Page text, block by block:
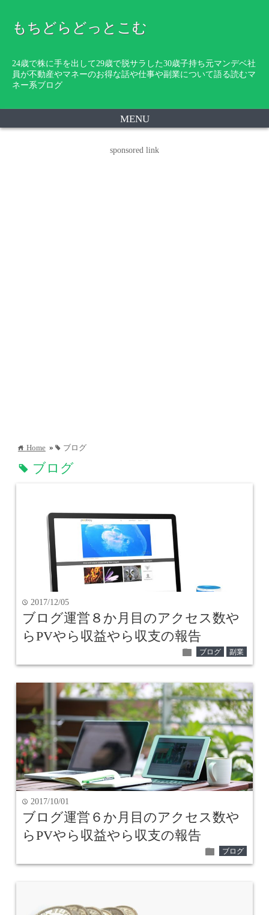
もちどらどっとこむ
24歳で株に手を出して29歳で脱サラした30歳子持ち元マンデベ社
員が不動産やマネーのお得な話や仕事や副業について語る読むマ
ネー系ブログ
MENU
sponsored link
home Home » tag ブログ
tag ブログ
time 2017/12/05
ブログ運営８か月目のアクセス数や
らPVやら収益やら収支の報告
folder ブログ 副業
time 2017/10/01
ブログ運営６か月目のアクセス数や
らPVやら収益やら収支の報告
folder ブログ